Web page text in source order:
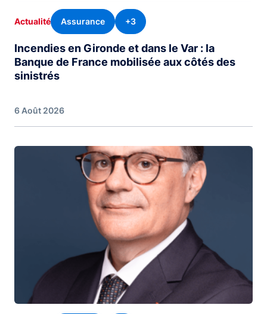
Actualité Assurance +3
Incendies en Gironde et dans le Var : la
Banque de France mobilisée aux côtés des
sinistrés
6 Août 2026
Image